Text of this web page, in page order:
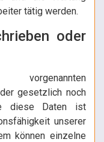
tätig werden.
oder
gesetzlich noch
diese Daten ist
unserer
können einzelne